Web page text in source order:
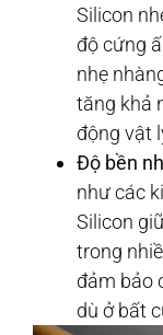
Silicon
độ cứng
nhẹ
tăng khả
động vật
Độ bền
như các
Silicon
trong
đảm bảo
dù ở bất